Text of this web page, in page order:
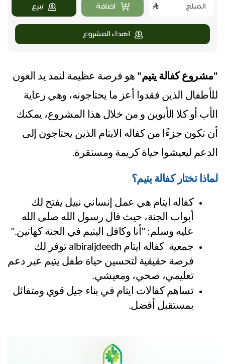
اضافة تبرع
اهداء المشروع
"مشروع كفالة يتيم" هو فرصة عظيمة لنمد يد العون
للأطفال الذين فقدوا أعز ما يحتاجونه، وهي رعاية
الأب أو كلا الأبوين و من خلال هذا المشروع، يمكنك
أن تكون جزءًا من كفاله الايتام الذين يحتاجون إلى
الدعم ليعيشوا حياة كريمة ومستقرة.
لماذا تختار كفالة يتيم؟
عليه وسلم: "أنا وكافل اليتيم في الجنة كهاتين."
تعليمي، صحي، ومعيشي.
بمستقبل أفضل.